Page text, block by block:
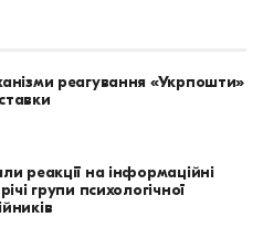
реагування «Укрпошти»
реакції на інформаційні
групи психологічної